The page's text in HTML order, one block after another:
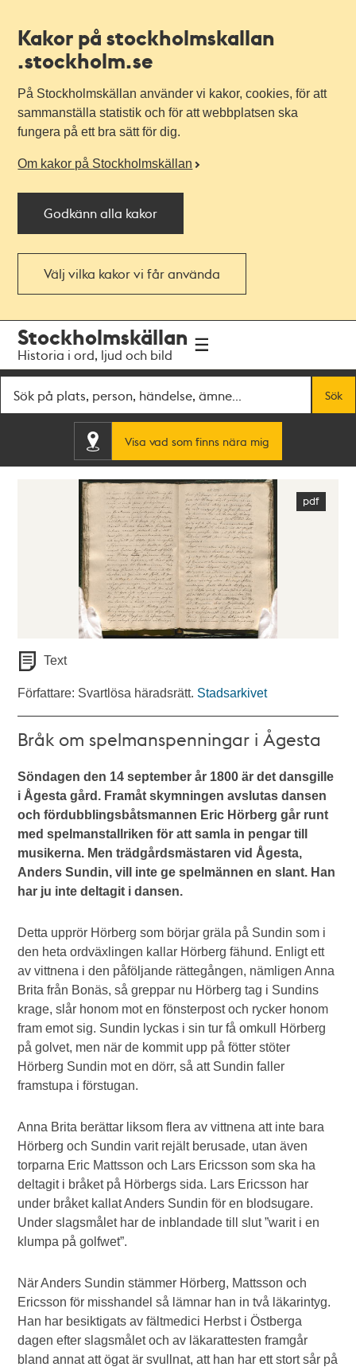
Kakor på stockholmskallan
.stockholm.se
På Stockholmskällan använder vi kakor, cookies, för att
sammanställa statistik och för att webbplatsen ska
fungera på ett bra sätt för dig.
Om kakor på Stockholmskällan
Godkänn alla kakor
Välj vilka kakor vi får använda
navigationen
huvudinnehållet
Stockholmskällan
Historia i ord, ljud och bild
Sök
Visa vad som finns nära mig
Text
Författare: Svartlösa häradsrätt. Stadsarkivet
Bråk om spelmanspenningar i Ågesta
Söndagen den 14 september år 1800 är det dansgille
i Ågesta gård. Framåt skymningen avslutas dansen
och fördubblingsbåtsmannen Eric Hörberg går runt
med spelmanstallriken för att samla in pengar till
musikerna. Men trädgårdsmästaren vid Ågesta,
Anders Sundin, vill inte ge spelmännen en slant. Han
har ju inte deltagit i dansen.
Detta upprör Hörberg som börjar gräla på Sundin som i
den heta ordväxlingen kallar Hörberg fähund. Enligt ett
av vittnena i den påföljande rättegången, nämligen Anna
Brita från Bonäs, så greppar nu Hörberg tag i Sundins
krage, slår honom mot en fönsterpost och rycker honom
fram emot sig. Sundin lyckas i sin tur få omkull Hörberg
på golvet, men när de kommit upp på fötter stöter
Hörberg Sundin mot en dörr, så att Sundin faller
framstupa i förstugan.
Anna Brita berättar liksom flera av vittnena att inte bara
Hörberg och Sundin varit rejält berusade, utan även
torparna Eric Mattsson och Lars Ericsson som ska ha
deltagit i bråket på Hörbergs sida. Lars Ericsson har
under bråket kallat Anders Sundin för en blodsugare.
Under slagsmålet har de inblandade till slut ”warit i en
klumpa på golfwet”.
När Anders Sundin stämmer Hörberg, Mattsson och
Ericsson för misshandel så lämnar han in två läkarintyg.
Han har besiktigats av fältmedici Herbst i Östberga
dagen efter slagsmålet och av läkarattesten framgår
bland annat att ögat är svullnat, att han har ett stort sår på